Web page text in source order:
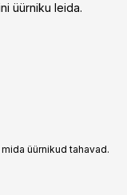
üürniku leida.
üürnikud tahavad.